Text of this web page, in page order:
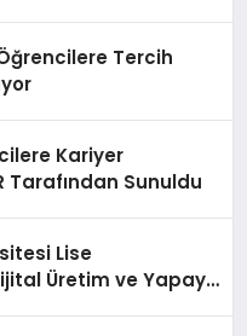
Tercih
Kariyer
Tarafından Sunuldu
Lise
Üretim ve Yapay